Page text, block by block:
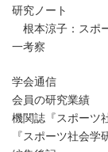
研究ノート
根本涼子：スポ
一考察
学会通信
会員の研究業績
機関誌『スポーツ
『スポーツ社会学